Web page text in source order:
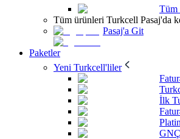
Tüm
Tüm ürünleri Turkcell Pasaj'da
Pasaj'a Git
Paketler
Yeni Turkcell'liler
İlk
GNÇ